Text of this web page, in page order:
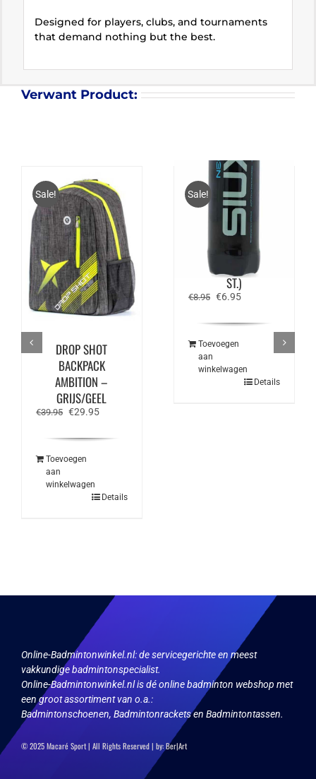
Designed for players, clubs, and tournaments
that demand nothing but the best.
Verwant Product:
Sale!
DROP SHOT
BACKPACK
AMBITION –
GRIJS/GEEL
€39.95 Oorspronkelijke
€29.95Huidige
Toevoegen
aan
winkelwagen
Details
Sale!
SIUX NEO SPEED –
PADEL BALLEN (3
ST.)
€8.95 Oorspronkelijke
€6.95Huidige
Toevoegen
aan
winkelwagen
Details
Online-Badmintonwinkel.nl:de servicegerichte en meest
vakkundige badmintonspecialist.
Online-Badmintonwinkel.nl is dé online badminton webshop met
een groot assortiment van o.a.:
Badmintonschoenen, Badmintonrackets en Badmintontassen.
© 2025 Macaré Sport | All Rights Reserved | by:Ber|Art